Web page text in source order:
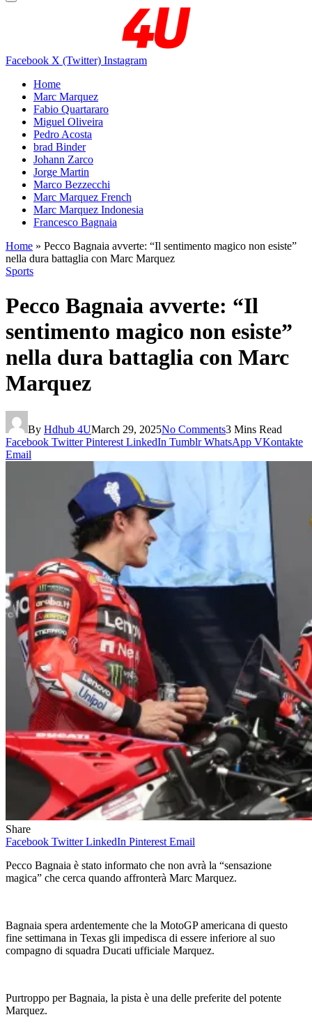
Facebook X (Twitter) Instagram
Home
Marc Marquez
Fabio Quartararo
Miguel Oliveira
Pedro Acosta
brad Binder
Johann Zarco
Jorge Martin
Marco Bezzecchi
Marc Marquez French
Marc Marquez Indonesia
Francesco Bagnaia
Home » Pecco Bagnaia avverte: “Il sentimento magico non esiste”
nella dura battaglia con Marc Marquez
Sports
Pecco Bagnaia avverte: “Il
sentimento magico non esiste”
nella dura battaglia con Marc
Marquez
By Hdhub 4UMarch 29, 2025No Comments3 Mins Read
Facebook Twitter Pinterest LinkedIn Tumblr WhatsApp VKontakte
Email
Share
Facebook Twitter LinkedIn Pinterest Email
Pecco Bagnaia è stato informato che non avrà la “sensazione
magica” che cerca quando affronterà Marc Marquez.
Bagnaia spera ardentemente che la MotoGP americana di questo
fine settimana in Texas gli impedisca di essere inferiore al suo
compagno di squadra Ducati ufficiale Marquez.
Purtroppo per Bagnaia, la pista è una delle preferite del potente
Marquez.